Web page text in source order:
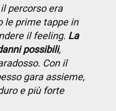
percorso era
le prime tappe in
il feeling. La
possibili,
Con il
gara assieme,
e più forte